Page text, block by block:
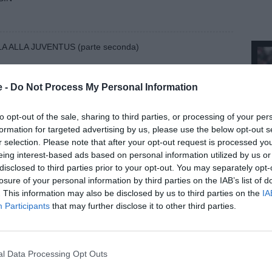
- Do Not Process My Personal Information
opt-out of the sale, sharing to third parties, or processing of your
for targeted advertising by us, please use the below opt-out
selection. Please note that after your opt-out request is processed
interest-based ads based on personal information utilized by us
to third parties prior to your opt-out. You may separately
of your personal information by third parties on the IAB’s list of
This information may also be disclosed by us to third parties on the
Participants that may further disclose it to other third parties.
Data Processing Opt Outs
ALLA JUVENTUS (parte seconda)
ALLA JUVENTUS (parte prima)
(ultima parte)
(seconda parte)
(prima parte)
LE
1
2